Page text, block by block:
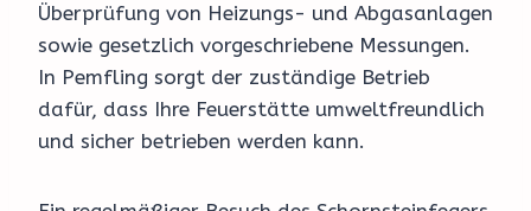
Überprüfung von Heizungs- und Abgasanlagen
sowie gesetzlich vorgeschriebene Messungen.
In Pemfling sorgt der zuständige Betrieb
dafür, dass Ihre Feuerstätte umweltfreundlich
und sicher betrieben werden kann.